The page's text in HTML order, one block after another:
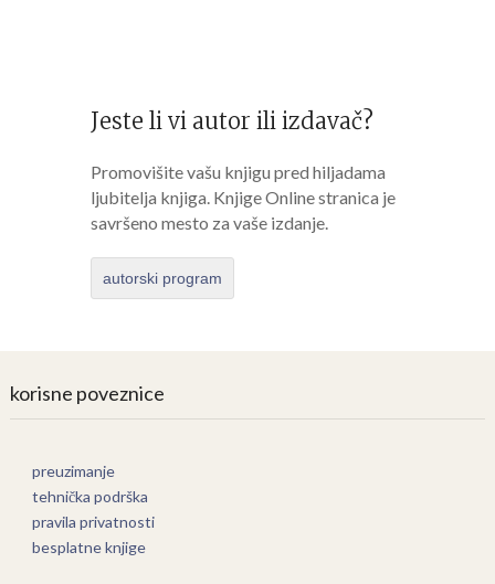
Jeste li vi autor ili izdavač?
Promovišite vašu knjigu pred hiljadama
ljubitelja knjiga. Knjige Online stranica je
savršeno mesto za vaše izdanje.
autorski program
korisne poveznice
preuzimanje
tehnička podrška
pravila privatnosti
besplatne knjige